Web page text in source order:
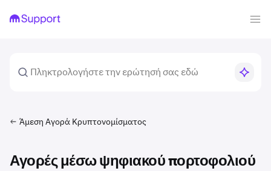
Άμεση Αγορά Κρυπτονομίσματος
Αγορές μέσω ψηφιακού πορτοφολιού